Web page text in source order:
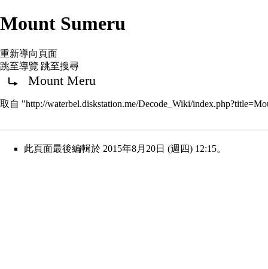
Mount Sumeru
重新導向頁面
跳至導覽 跳至搜尋
重新導向至：
Mount Meru
取自 "http://waterbel.diskstation.me/Decode_Wiki/
此頁面最後編輯於 2015年8月20日 (週四) 12:15。